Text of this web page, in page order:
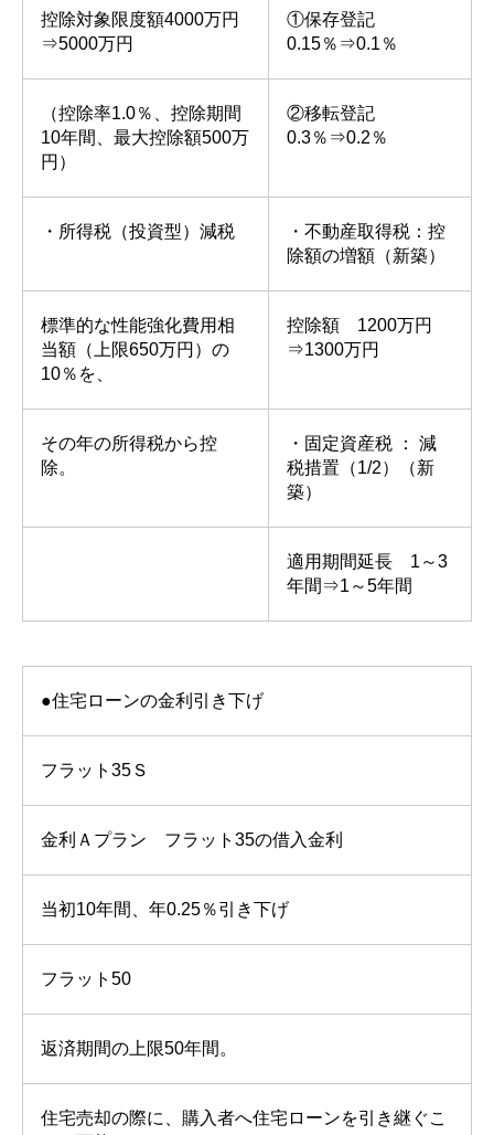
控除対象限度額4000万円
⇒5000万円
①保存登記
0.15％⇒0.1％
（控除率1.0％、控除期間
10年間、最大控除額500万
円）
②移転登記
0.3％⇒0.2％
・所得税（投資型）減税
・不動産取得税：控
除額の増額（新築）
標準的な性能強化費用相
当額（上限650万円）の
10％を、
控除額 1200万円
⇒1300万円
その年の所得税から控
除。
・固定資産税 ： 減
税措置（1/2）（新
築）
適用期間延長 1～3
年間⇒1～5年間
●住宅ローンの金利引き下げ
フラット35Ｓ
金利Ａプラン フラット35の借入金利
当初10年間、年0.25％引き下げ
フラット50
返済期間の上限50年間。
住宅売却の際に、購入者へ住宅ローンを引き継ぐこ